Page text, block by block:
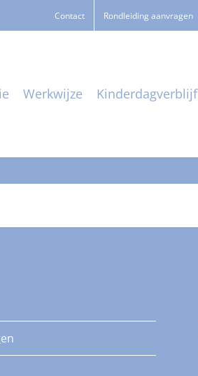
Contact Rondleiding aanvragen
Werkwijze Kinderdagverblijf